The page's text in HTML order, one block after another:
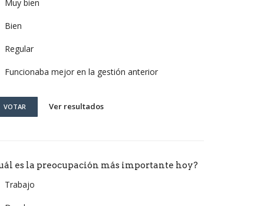
Muy bien
Bien
Regular
Funcionaba mejor en la gestión anterior
VOTAR Ver resultados
es la preocupación más importante hoy?
Trabajo